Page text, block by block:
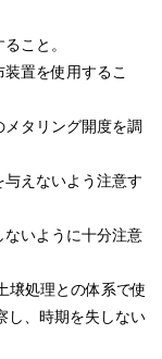
こと。
置を使用するこ
タリング開度を調
えないよう注意す
ないように十分注意
壌処理との体系で使
し、時期を失しない